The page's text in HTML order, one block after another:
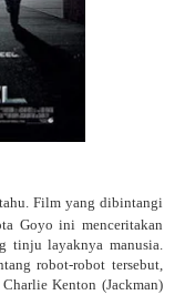
Film yang dibintangi
Goyo ini menceritakan
tinju layaknya manusia.
robot-robot tersebut,
Kenton (Jackman)